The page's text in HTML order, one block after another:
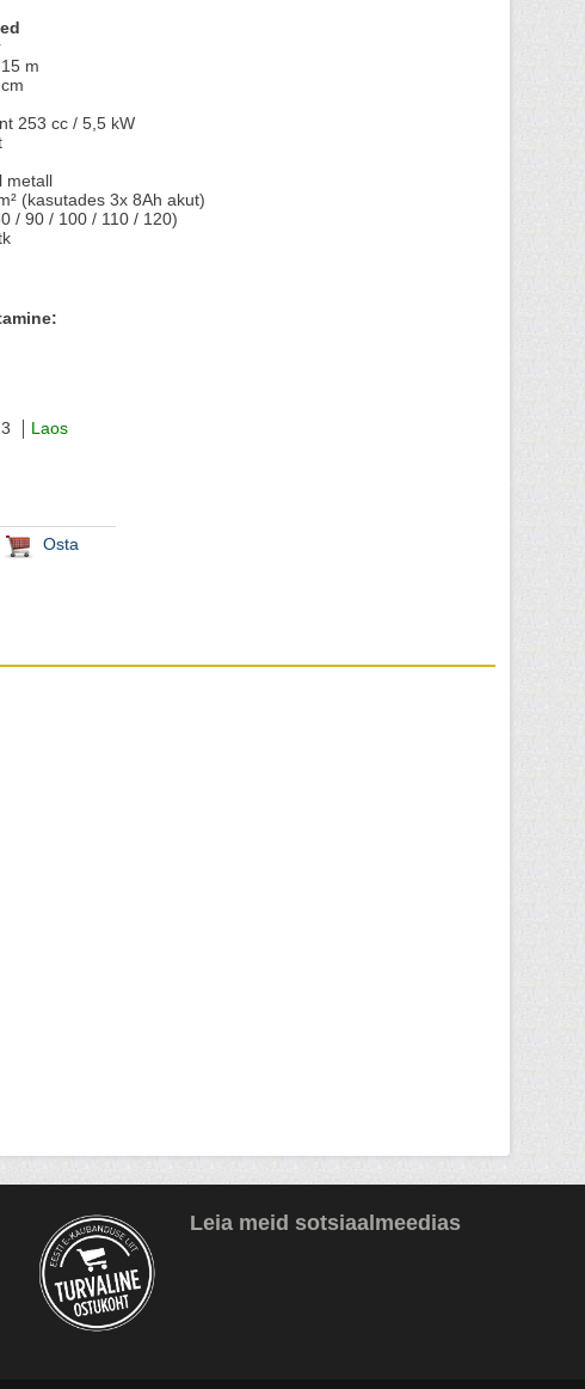
m
253 cc / 5,5 kW
(kasutades 3x 8Ah akut)
/ 90 / 100 / 110 / 120)
Laos
Osta
Leia meid sotsiaalmeedias